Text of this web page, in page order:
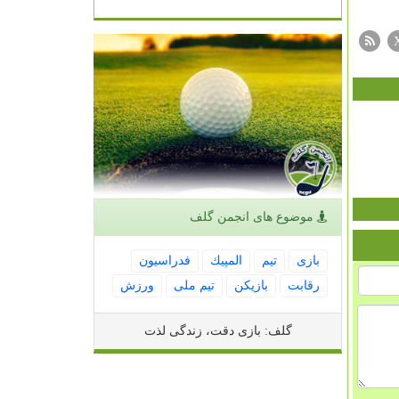
موضوع های انجمن گلف
بازی تیم المپیك
فدراسیون
رقابت
بازیكن تیم ملی ورزش
گلف: بازی دقت، زندگی لذت